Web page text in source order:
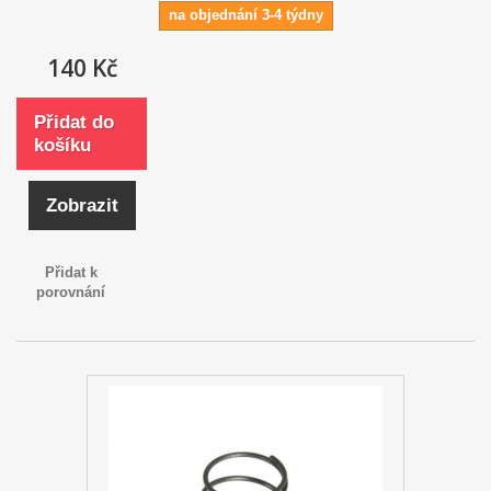
na objednání 3-4 týdny
140 Kč
Přidat do
košíku
Zobrazit
Přidat k
porovnání